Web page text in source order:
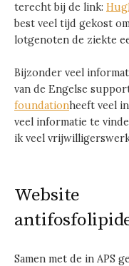
terecht bij de link:
best veel tijd gekost
lotgenoten de ziekte
Bijzonder veel
van de Engelse
foundationheeft veel
veel informatie te
ik veel
Website
Samen met de in APS